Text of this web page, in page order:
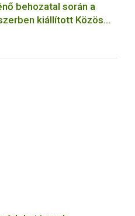
behozatal során a
kiállított Közös
Okmány: KEBO-D